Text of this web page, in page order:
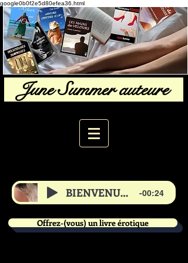
google0b0f2e5d80efea36.html
June Summer auteure
BIENVENUE de June -00:24
Offrez-(vous) un livre érotique